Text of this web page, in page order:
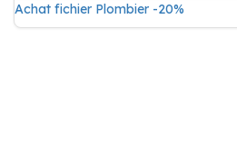
Achat fichier Plombier -20%